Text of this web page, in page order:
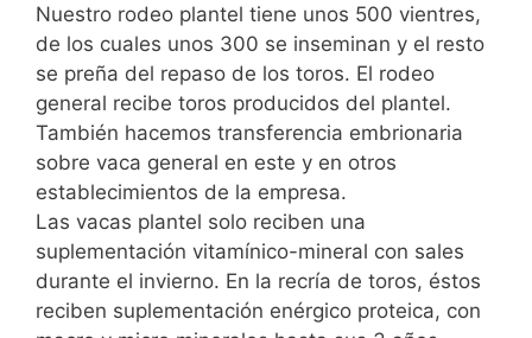
Nuestro rodeo plantel tiene unos 500 vientres,
de los cuales unos 300 se inseminan y el resto
se preña del repaso de los toros. El rodeo
general recibe toros producidos del plantel.
También hacemos transferencia embrionaria
sobre vaca general en este y en otros
establecimientos de la empresa.
Las vacas plantel solo reciben una
suplementación vitamínico-mineral con sales
durante el invierno. En la recría de toros, éstos
reciben suplementación enérgico proteica, con